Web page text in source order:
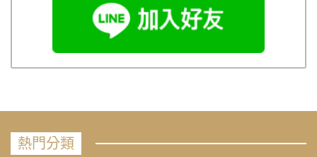
熱門分類